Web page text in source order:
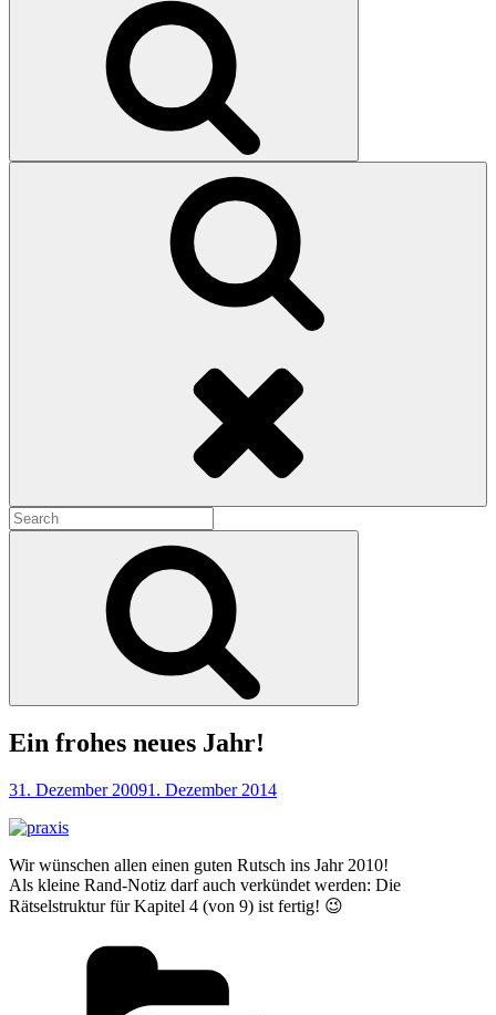
Search
for:
Ein frohes neues Jahr!
31. Dezember 20091. Dezember 2014
Wir wünschen allen einen guten Rutsch ins Jahr 2010!
Als kleine Rand-Notiz darf auch verkündet werden: Die
Rätselstruktur für Kapitel 4 (von 9) ist fertig! 😉